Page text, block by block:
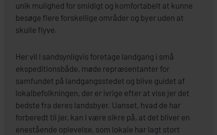
unik mulighed for smidigt og komfortabelt at kunne
besøge flere forskellige områder og byer uden at
skulle flyve.
Her vil I sandsynligvis foretage landgang i små
ekspeditionsbåde, møde repræsentanter for
samfundet på landgangsstedet og blive guidet af
lokalbefolkningen, der er ivrige efter at vise jer det
bedste fra deres landsbyer. Uanset, hvad de har
forberedt til jer, kan I være sikre på, at det bliver en
enestående oplevelse, som lokale har lagt stort